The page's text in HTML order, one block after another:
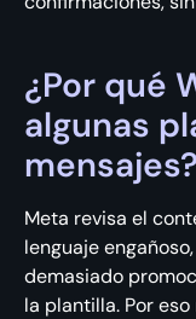
¿Por qué
algunas
mensajes?
Meta revisa el
lenguaje
demasiado
la plantilla. Por